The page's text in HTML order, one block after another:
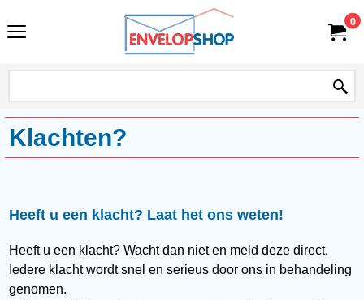
0
Klachten?
Heeft u een klacht? Laat het ons weten!
Heeft u een klacht? Wacht dan niet en meld deze direct.
Iedere klacht wordt snel en serieus door ons in behandeling
genomen.